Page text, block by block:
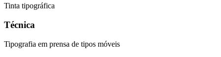
Tinta tipográfica
Técnica
Tipografia em prensa de tipos móveis